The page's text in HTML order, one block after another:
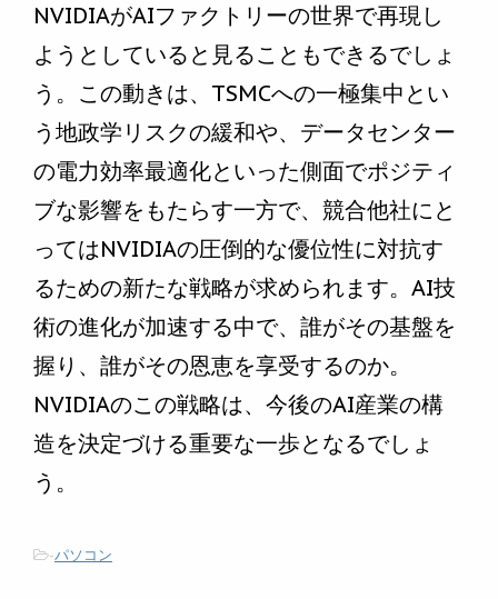
NVIDIAがAIファクトリーの世界で再現し
ようとしていると見ることもできるでしょ
う。この動きは、TSMCへの一極集中とい
う地政学リスクの緩和や、データセンター
の電力効率最適化といった側面でポジティ
ブな影響をもたらす一方で、競合他社にと
ってはNVIDIAの圧倒的な優位性に対抗す
るための新たな戦略が求められます。AI技
術の進化が加速する中で、誰がその基盤を
握り、誰がその恩恵を享受するのか。
NVIDIAのこの戦略は、今後のAI産業の構
造を決定づける重要な一歩となるでしょ
う。
-パソコン